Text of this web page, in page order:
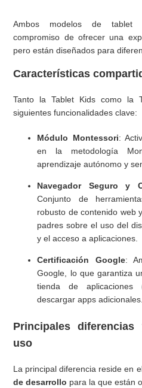
¿Las tablets SaveFamily tienen
¿Se pueden instalar
SaveFamily?
Duración de la batería: Tablet
de 10"
Ambos modelos de tablet
compromiso de ofrecer una
pero están diseñados para
Características
Tanto la Tablet Kids como la
siguientes funcionalidades clave:
Módulo Montessori:
en la metodología
aprendizaje autónomo y
Navegador Seguro y
Conjunto de
robusto de contenido web
padres sobre el uso del
y el acceso a aplicaciones.
Certificación Google:
Google, lo que garantiza
tienda de
descargar apps adicionales.
Principales
uso
La principal diferencia reside en
de desarrollo para la que están